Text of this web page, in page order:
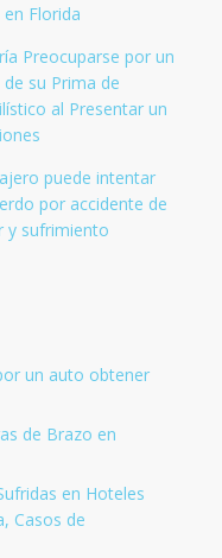
en Florida
Preocuparse por un
su Prima de
al Presentar un
puede intentar
por accidente de
y sufrimiento
un auto obtener
de Brazo en
en Hoteles
Casos de